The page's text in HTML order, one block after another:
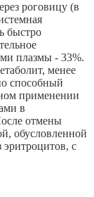
роговицу (в
быстро
плазмы - 33%.
менее
способный
применении
в
отмены
обусловленной
с